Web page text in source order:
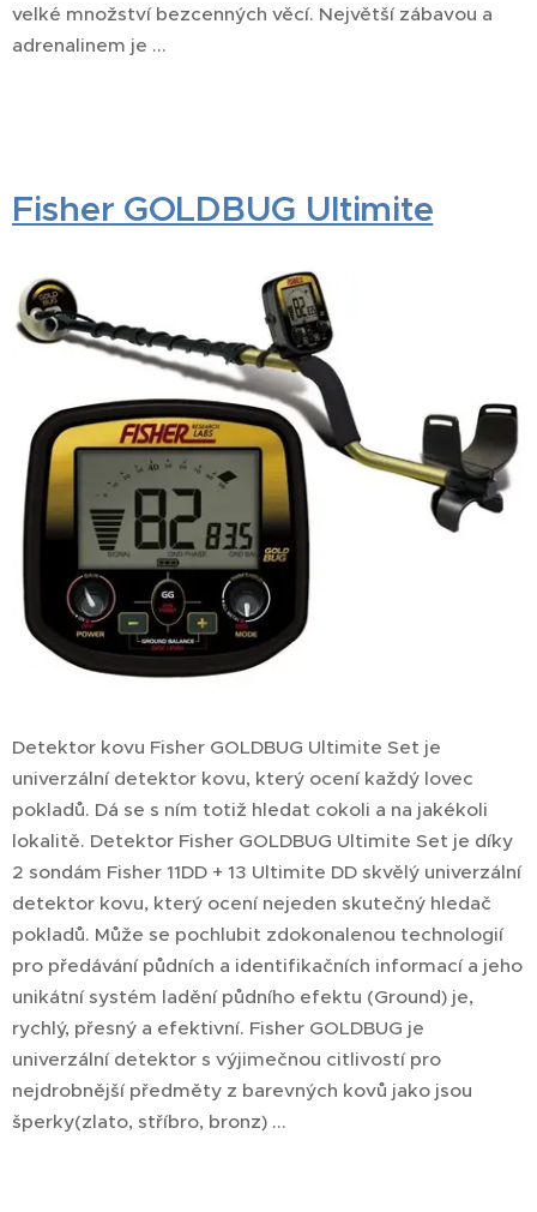
velké množství bezcenných věcí. Největší zábavou a
adrenalinem je ...
Fisher GOLDBUG Ultimite
Detektor kovu Fisher GOLDBUG Ultimite Set je
univerzální detektor kovu, který ocení každý lovec
pokladů. Dá se s ním totiž hledat cokoli a na jakékoli
lokalitě. Detektor Fisher GOLDBUG Ultimite Set je díky
2 sondám Fisher 11DD + 13 Ultimite DD skvělý univerzální
detektor kovu, který ocení nejeden skutečný hledač
pokladů. Může se pochlubit zdokonalenou technologií
pro předávání půdních a identifikačních informací a jeho
unikátní systém ladění půdního efektu (Ground) je,
rychlý, přesný a efektivní. Fisher GOLDBUG je
univerzální detektor s výjimečnou citlivostí pro
nejdrobnější předměty z barevných kovů jako jsou
šperky(zlato, stříbro, bronz) ...